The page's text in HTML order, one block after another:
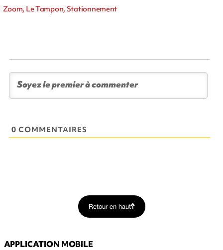
Zoom, Le Tampon, Stationnement
0 COMMENTAIRES
Retour en haut
APPLICATION MOBILE